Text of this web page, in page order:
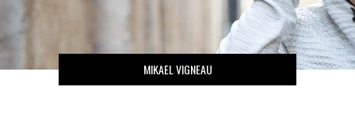
MIKAEL VIGNEAU